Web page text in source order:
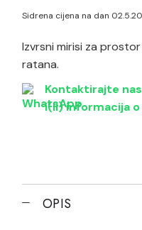
Sidrena cijena na dan
Izvrsni mirisi za
ratana.
Kontaktirajte
i(li) informacija
OPIS